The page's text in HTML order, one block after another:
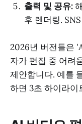
출력 및 공유:
후 렌더링.
2026년 버전들은
자가 편집 중 어려
제안합니다. 예를
하면 3초 하이라이